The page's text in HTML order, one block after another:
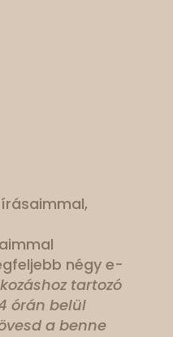
négy e-
tartozó
órán belül
a benne